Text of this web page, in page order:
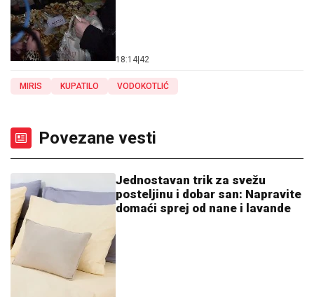
18:14 42
MIRIS KUPATILO VODOKOTLIĆ
Povezane vesti
Jednostavan trik za svežu
posteljinu i dobar san: Napravite
domaći sprej od nane i lavande